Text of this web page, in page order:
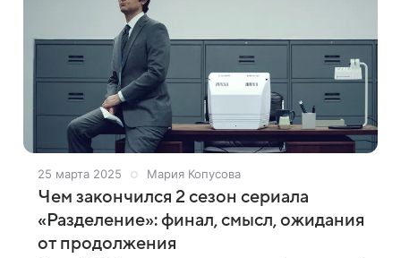
25 марта 2025 Мария Копусова
Чем закончился 2 сезон сериала
«Разделение»: финал, смысл, ожидания
от продолжения